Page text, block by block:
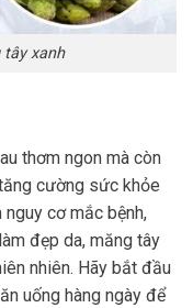
tây xanh
thơm ngon mà còn
cường sức khỏe
cơ mắc bệnh,
đẹp da, măng tây
nhiên. Hãy bắt đầu
uống hàng ngày để